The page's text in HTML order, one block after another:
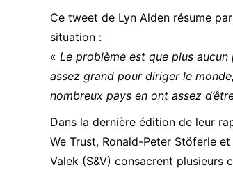
Ce tweet de Lyn Alden résume
situation :
« Le problème est que plus aucun
assez grand pour diriger le
nombreux pays en ont assez
Dans la dernière édition de leur
We Trust, Ronald-Peter Stöferle et
Valek (S&V) consacrent plusieurs